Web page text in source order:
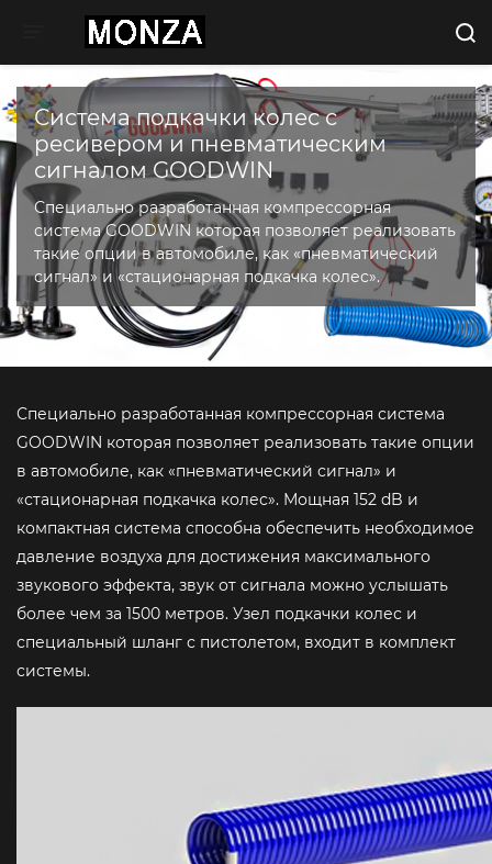
Toggle navigation
Система подкачки колес с
ресивером и пневматическим
сигналом GOODWIN
Специально разработанная компрессорная
система GOODWIN которая позволяет реализовать
такие опции в автомобиле, как «пневматический
сигнал» и «стационарная подкачка колес».
Специально разработанная компрессорная система
GOODWIN которая позволяет реализовать такие опции
в автомобиле, как «пневматический сигнал» и
«стационарная подкачка колес». Мощная 152 dB и
компактная система способна обеспечить необходимое
давление воздуха для достижения максимального
звукового эффекта, звук от сигнала можно услышать
более чем за 1500 метров. Узел подкачки колес и
специальный шланг с пистолетом, входит в комплект
системы.